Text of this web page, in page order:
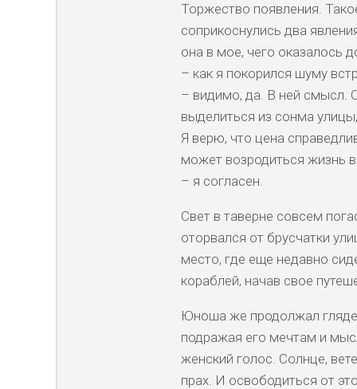
Торжество появления.
соприкоснулись два
она в мое, чего оказалось
– как я покорился шуму
– видимо, да. В ней смысл.
выделиться из сонма
Я верю, что цена
может возродиться жизнь
– я согласен.
Свет в таверне совсем
оторвался от брусчатки
место, где еще недавно
кораблей, начав свое
Юноша же продолжал
подражая его мечтам и
женский голос. Солнце,
прах. И освободиться от